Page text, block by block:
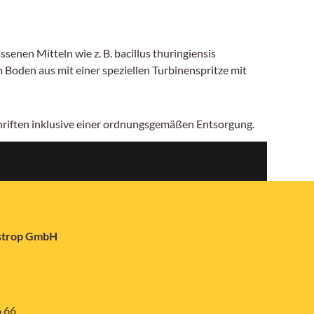
Mitteln wie z. B. bacillus thuringiensis
aus mit einer speziellen Turbinenspritze mit
inklusive einer ordnungsgemäßen Entsorgung.
GmbH
66